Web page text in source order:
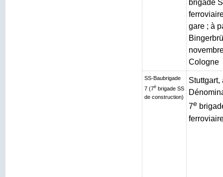
brigade
gare ; à
Cologne
SS-Baubrigade
7 (7e brigade SS
de construction)
Stuttgart,
7e